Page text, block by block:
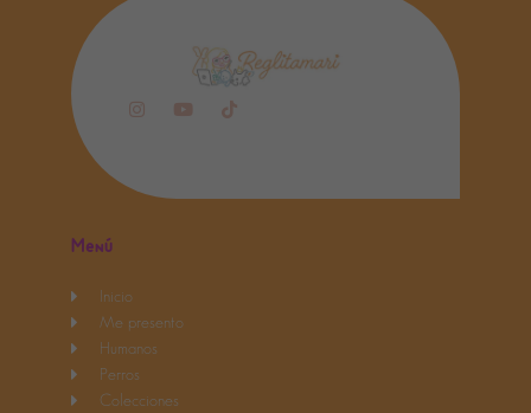
Menú
Inicio
Me presento
Humanos
Perros
Colecciones